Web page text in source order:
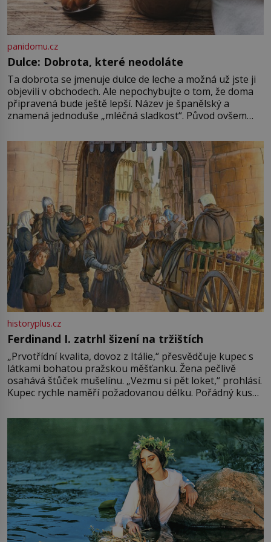
panidomu.cz
Dulce: Dobrota, které neodoláte
Ta dobrota se jmenuje dulce de leche a možná už jste ji
objevili v obchodech. Ale nepochybujte o tom, že doma
připravená bude ještě lepší. Název je španělský a
znamená jednoduše „mléčná sladkost“. Původ ovšem
pře hned několik latinskoamerických zemí a k tomu
Francie, kde se traduje,
historyplus.cz
Ferdinand I. zatrhl šizení na tržištích
„Prvotřídní kvalita, dovoz z Itálie,“ přesvědčuje kupec s
látkami bohatou pražskou měšťanku. Žena pečlivě
osahává štůček mušelínu. „Vezmu si pět loket,“ prohlásí.
Kupec rychle naměří požadovanou délku. Pořádný kus
milostpaní. Stačí jenom na sukni,“ zhodnotí švadlena
množství růžového mušelínu. „Ošidili vás, podívejte.“